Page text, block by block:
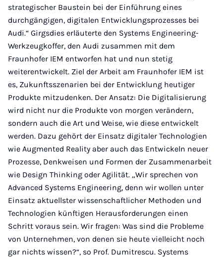
strategischer Baustein bei der Einführung eines
durchgängigen, digitalen Entwicklungsprozesses bei
Audi.“ Girgsdies erläuterte den Systems Engineering-
Werkzeugkoffer, den Audi zusammen mit dem
Fraunhofer IEM entworfen hat und nun stetig
weiterentwickelt. Ziel der Arbeit am Fraunhofer IEM ist
es, Zukunftsszenarien bei der Entwicklung heutiger
Produkte mitzudenken. Der Ansatz: Die Digitalisierung
wird nicht nur die Produkte von morgen verändern,
sondern auch die Art und Weise, wie diese entwickelt
werden. Dazu gehört der Einsatz digitaler Technologien
wie Augmented Reality aber auch das Entwickeln neuer
Prozesse, Denkweisen und Formen der Zusammenarbeit
wie Design Thinking oder Agilität. „Wir sprechen von
Advanced Systems Engineering, denn wir wollen unter
Einsatz aktuellster wissenschaftlicher Methoden und
Technologien künftigen Herausforderungen einen
Schritt voraus sein. Wir fragen: Was sind die Probleme
von Unternehmen, von denen sie heute vielleicht noch
gar nichts wissen?“, so Prof. Dumitrescu. Systems